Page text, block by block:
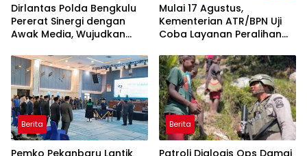
Dirlantas Polda Bengkulu
Pererat Sinergi dengan
Awak Media, Wujudkan
dan Berkualitas
Mulai 17 Agustus,
Kementerian ATR/BPN Uji
Coba Layanan Peralihan
Berita Berita